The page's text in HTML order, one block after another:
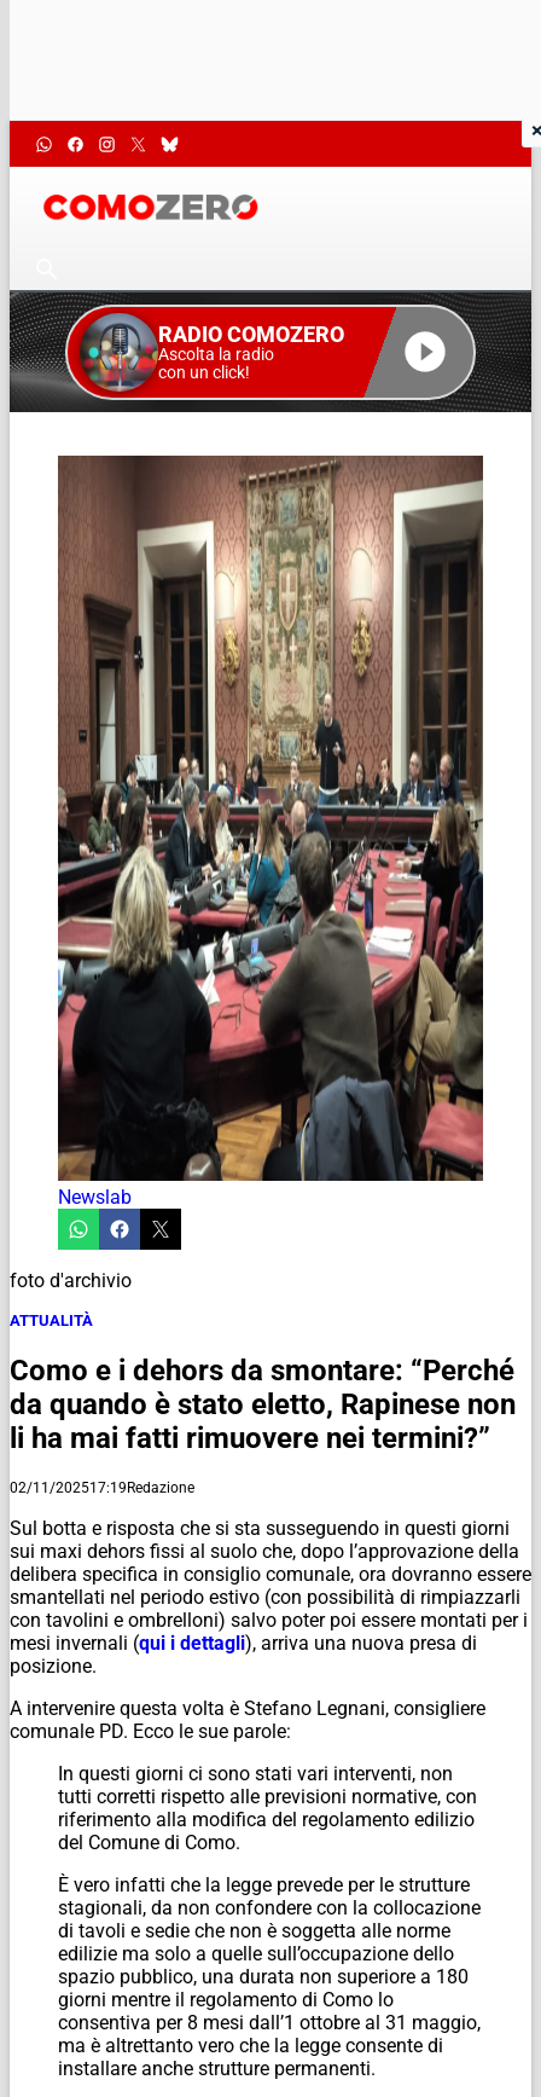
RADIO COMOZERO
Ascolta la radio
con un click!
Newslab
foto d'archivio
ATTUALITÀ
Como e i dehors da smontare: “Perché
da quando è stato eletto, Rapinese non
li ha mai fatti rimuovere nei termini?”
02/11/202517:19Redazione
Sul botta e risposta che si sta susseguendo in questi giorni
sui maxi dehors fissi al suolo che, dopo l’approvazione della
delibera specifica in consiglio comunale, ora dovranno essere
smantellati nel periodo estivo (con possibilità di rimpiazzarli
con tavolini e ombrelloni) salvo poter poi essere montati per i
mesi invernali (qui i dettagli), arriva una nuova presa di
posizione.
A intervenire questa volta è Stefano Legnani, consigliere
comunale PD. Ecco le sue parole:
In questi giorni ci sono stati vari interventi, non
tutti corretti rispetto alle previsioni normative, con
riferimento alla modifica del regolamento edilizio
del Comune di Como.
È vero infatti che la legge prevede per le strutture
stagionali, da non confondere con la collocazione
di tavoli e sedie che non è soggetta alle norme
edilizie ma solo a quelle sull’occupazione dello
spazio pubblico, una durata non superiore a 180
giorni mentre il regolamento di Como lo
consentiva per 8 mesi dall’1 ottobre al 31 maggio,
ma è altrettanto vero che la legge consente di
installare anche strutture permanenti.